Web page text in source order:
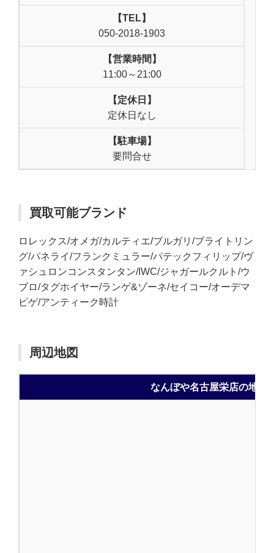
【TEL】
050-2018-1903
【営業時間】
11:00～21:00
【定休日】
定休日なし
【駐車場】
要問合せ
買取可能ブランド
ロレックス/オメガ/カルティエ/ブルガリ/ブライトリン
グ/パネライ/フランクミュラー/パテックフィリップ/ヴ
ァシュロンコンスタンタン/IWC/ジャガールクルト/ウ
ブロ/タグホイヤー/ランゲ&ゾーネ/セイコー/オーデマ
ピゲ/アンティーク時計
周辺地図
なんぼや名古屋栄店の地図